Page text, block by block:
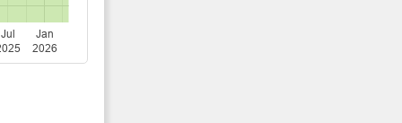
Jan
2026
Jul